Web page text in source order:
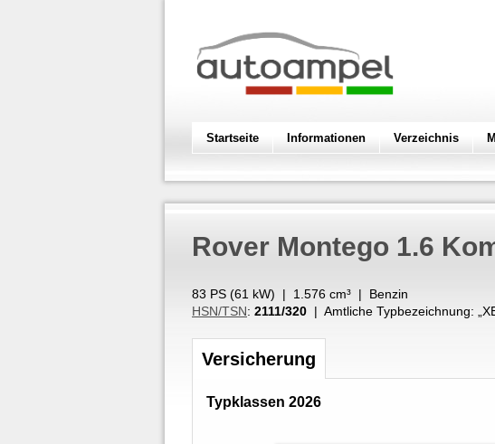
Startseite Informationen Verzeichnis
Rover Montego 1.6
83 PS (61 kW) | 1.576 cm³ | Benzin
HSN/TSN: 2111/320 | Amtliche Typbezeichnung: „
Versicherung
Typklassen 2026